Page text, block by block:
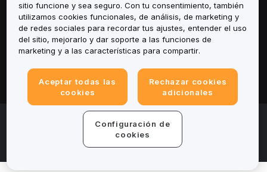
Soporte
Productos
Legal
© 2025-2026 Bybit.eu. All rights reserved.
Términos de Privacidad
Centro de preferencias de cookies
sitio funcione y sea seguro. Con tu consentimiento, también
utilizamos cookies funcionales, de análisis, de marketing y
de redes sociales para recordar tus ajustes, entender el uso
del sitio, mejorarlo y dar soporte a las funciones de
marketing y a las características para compartir.
Aceptar todas las
cookies
Rechazar cookies
adicionales
Configuración de
cookies